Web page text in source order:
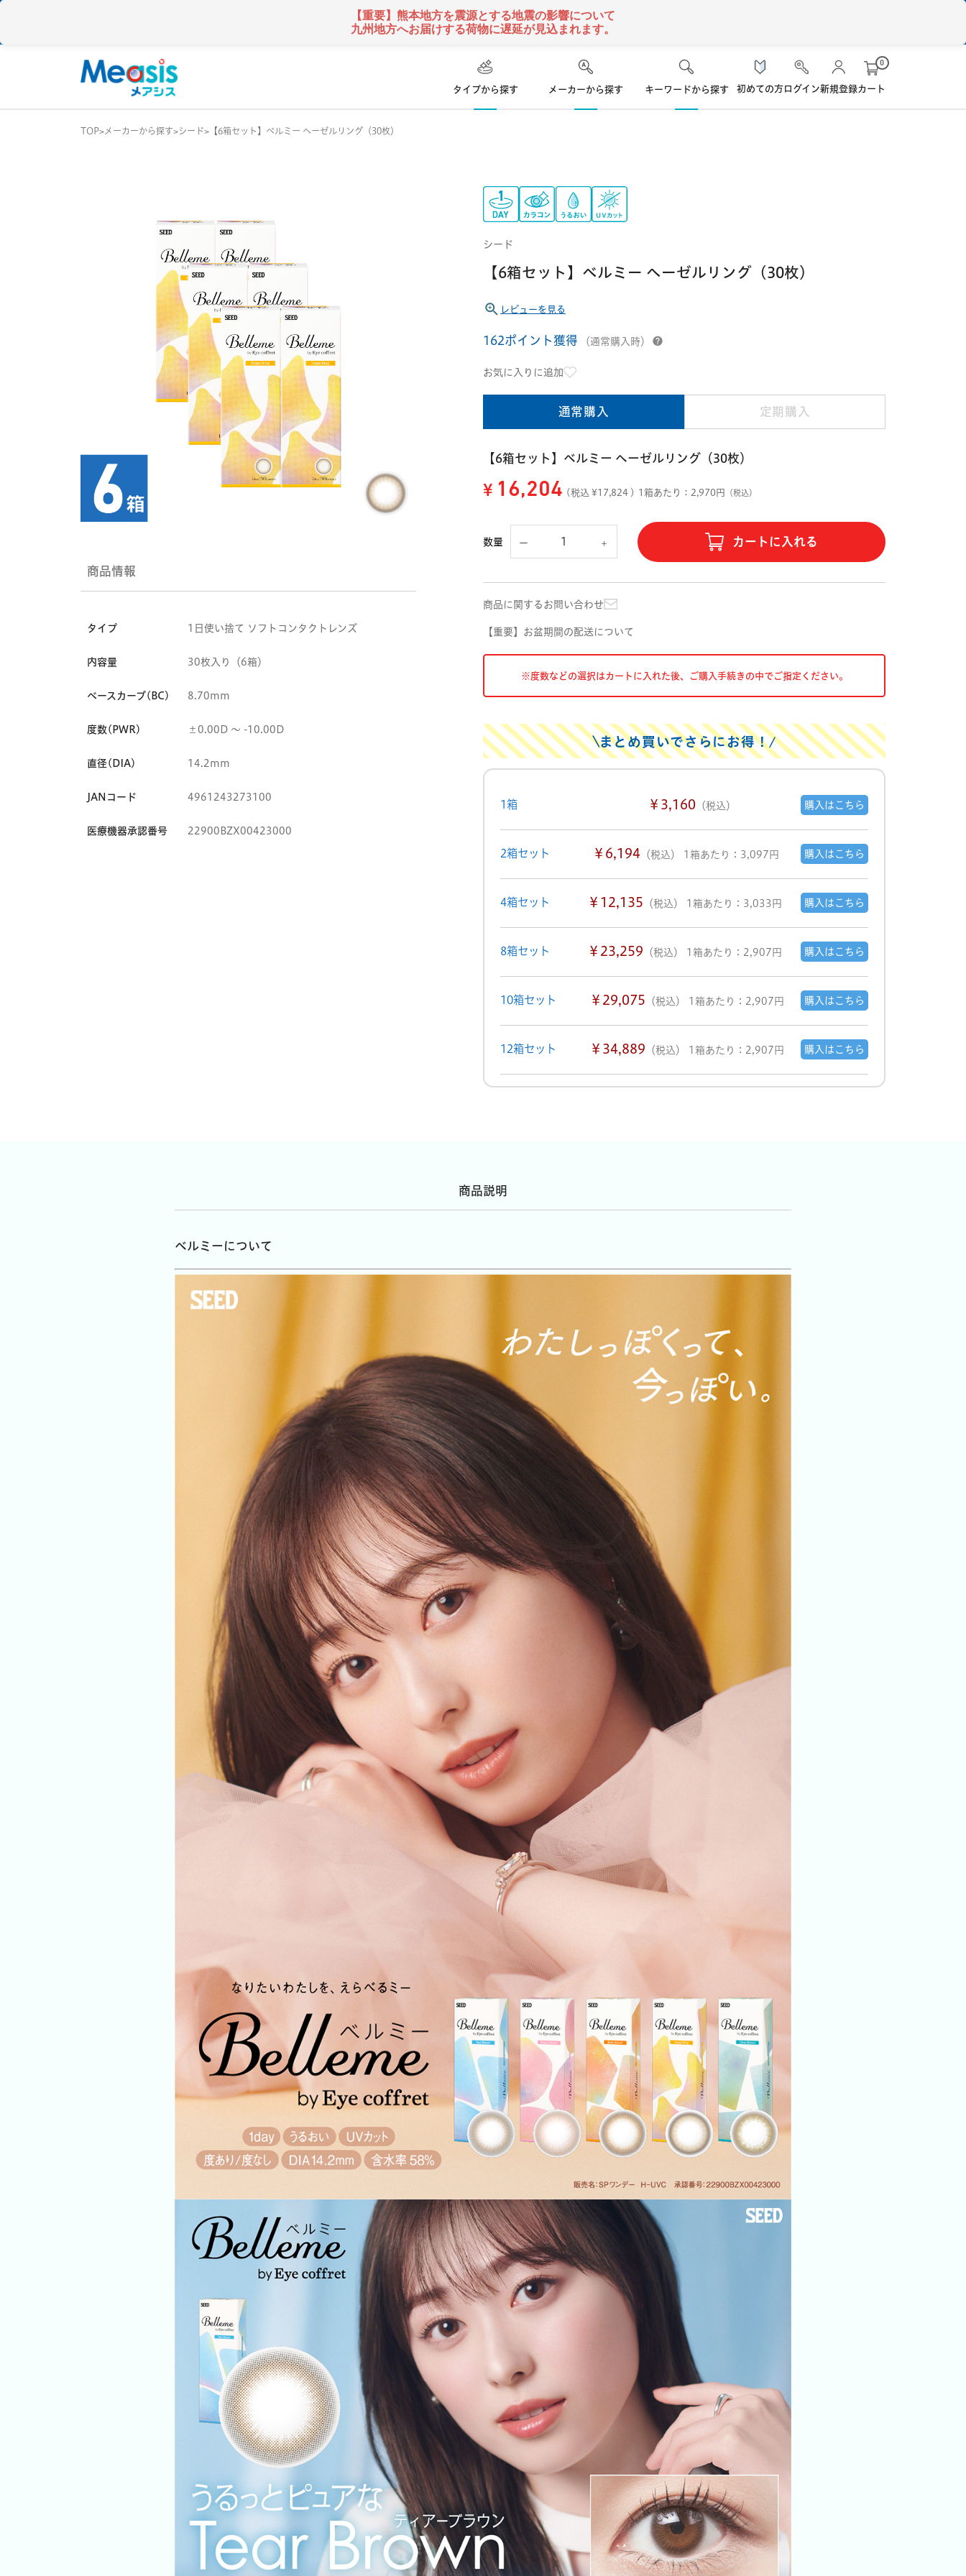
【重要】熊本地方を震源とする地震の影響について
九州地方へお届けする荷物に遅延が見込まれます。
タイプから探す メーカーから探す キーワードから探す 初めての方ログイン新規登録カート
0
2WEEK / 2週間 使い捨て
1MONTH / 1ヶ月 使い捨て
ソフト コンタクトレンズ
日本アルコン
メニコン アイレ
TOP メーカーから探す シード 【6箱セット】ベルミー ヘーゼルリング（30枚）
商品情報
タイプ 1日使い捨て ソフトコンタクトレンズ
内容量 30枚入り（6箱）
ベースカーブ(BC) 8.70mm
度数(PWR) ±0.00D 〜 -10.00D
直径(DIA) 14.2mm
JANコード 4961243273100
医療機器承認番号 22900BZX00423000
シード
【6箱セット】ベルミー ヘーゼルリング（30枚）
レビューを見る
162ポイント獲得 （通常購入時）
お気に入りに追加
通常購入 定期購入
【6箱セット】ベルミー ヘーゼルリング（30枚）
¥ 16,204 (税込 ¥17,824 ) 1箱あたり：2,970円 （税込）
数量 カートに入れる
商品に関するお問い合わせ
【重要】お盆期間の配送について
※度数などの選択はカートに入れた後、ご購入手続きの中でご指定ください。
まとめ買いでさらにお得！
1箱 ￥3,160 （税込） 購入はこちら
2箱セット ￥6,194 （税込） 1箱あたり：3,097円 購入はこちら
4箱セット ￥12,135 （税込） 1箱あたり：3,033円 購入はこちら
8箱セット ￥23,259 （税込） 1箱あたり：2,907円 購入はこちら
10箱セット ￥29,075 （税込） 1箱あたり：2,907円 購入はこちら
12箱セット ￥34,889 （税込） 1箱あたり：2,907円 購入はこちら
商品説明
ベルミーについて